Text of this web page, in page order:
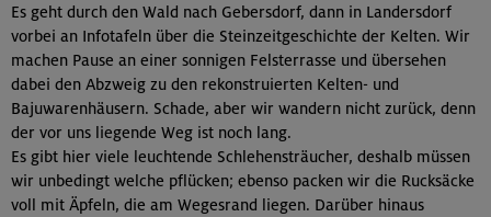
Es geht durch den Wald nach Gebersdorf, dann in Landersdorf
vorbei an Infotafeln über die Steinzeitgeschichte der Kelten. Wir
machen Pause an einer sonnigen Felsterrasse und übersehen
dabei den Abzweig zu den rekonstruierten Kelten- und
Bajuwarenhäusern. Schade, aber wir wandern nicht zurück, denn
der vor uns liegende Weg ist noch lang.
Es gibt hier viele leuchtende Schlehensträucher, deshalb müssen
wir unbedingt welche pflücken; ebenso packen wir die Rucksäcke
voll mit Äpfeln, die am Wegesrand liegen. Darüber hinaus